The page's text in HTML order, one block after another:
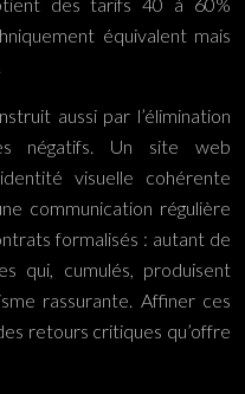
des tarifs 40 à 60%
équivalent mais
aussi par l’élimination
négatifs. Un site web
visuelle cohérente
communication régulière
formalisés : autant de
qui, cumulés, produisent
rassurante. Affiner ces
retours critiques qu’offre